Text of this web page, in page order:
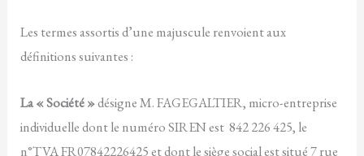
Les termes assortis d’une majuscule renvoient aux
définitions suivantes :
La « Société »désigne M. FAGEGALTIER, micro-entreprise
individuelle dont le numéro SIREN est 842 226 425, le
n°TVA FR07842226425 et dont le siège social est situé 7 rue